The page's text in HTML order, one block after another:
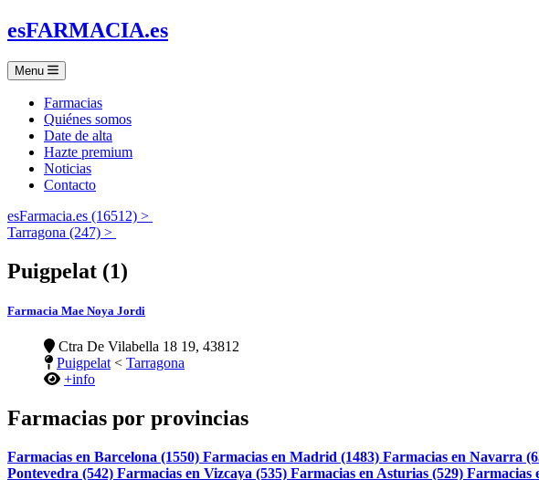
esFARMACIA.es
Menu
Farmacias
Quiénes somos
Date de alta
Hazte premium
Noticias
Contacto
esFarmacia.es (16512) >
Tarragona (247) >
Puigpelat (1)
Farmacia Mae Noya Jordi
Ctra De Vilabella 18 19, 43812
Puigpelat < Tarragona
+info
Farmacias por provincias
Farmacias en Barcelona (1550) Farmacias en Madrid (1483) Farmacias en Navarra
Pontevedra (542) Farmacias en Vizcaya (535) Farmacias en Asturias (529) Farmacias